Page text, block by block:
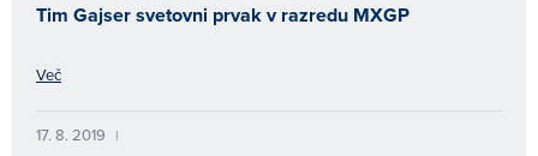
Tim Gajser svetovni prvak v razredu MXGP
Več
17. 8. 2019 |